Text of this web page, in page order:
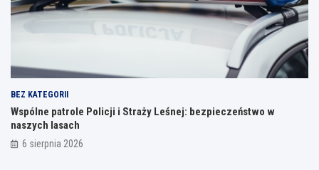
BEZ KATEGORII
Wspólne patrole Policji i Straży Leśnej: bezpieczeństwo w
naszych lasach
6 sierpnia 2026